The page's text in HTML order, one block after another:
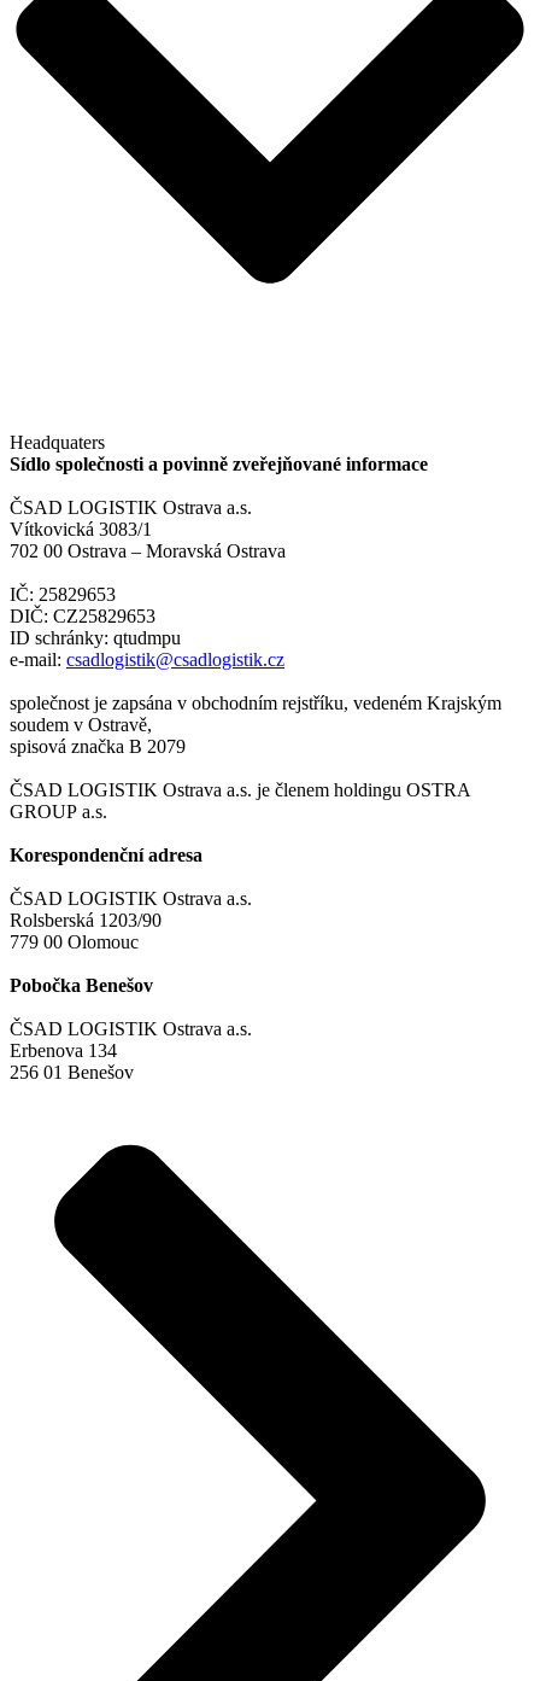
Headquaters
Sídlo společnosti a povinně zveřejňované informace
ČSAD LOGISTIK Ostrava a.s.
Vítkovická 3083/1
702 00 Ostrava – Moravská Ostrava
IČ: 25829653
DIČ: CZ25829653
ID schránky: qtudmpu
e-mail: csadlogistik@csadlogistik.cz
společnost je zapsána v obchodním rejstříku, vedeném Krajským
soudem v Ostravě,
spisová značka B 2079
ČSAD LOGISTIK Ostrava a.s. je členem holdingu OSTRA
GROUP a.s.
Korespondenční adresa
ČSAD LOGISTIK Ostrava a.s.
Rolsberská 1203/90
779 00 Olomouc
Pobočka Benešov
ČSAD LOGISTIK Ostrava a.s.
Erbenova 134
256 01 Benešov